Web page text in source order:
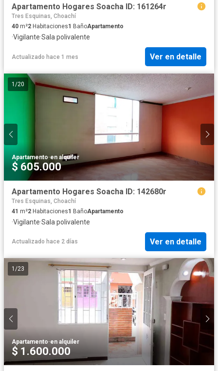
Apartamento Hogares Soacha ID: 161264r
Tres Esquinas, Choachí
40 m²2 Habitaciones1 BañoApartamento
·Vigilante·Sala polivalente
Actualizado hace 1 mes Ver en detalle
1 /20
Apartamento·en alquiler
$ 605.000
Apartamento Hogares Soacha ID: 142680r
Tres Esquinas, Choachí
41 m²2 Habitaciones1 BañoApartamento
·Vigilante·Sala polivalente
Actualizado hace 2 días Ver en detalle
1 /23
Apartamento·en alquiler
$ 1.600.000